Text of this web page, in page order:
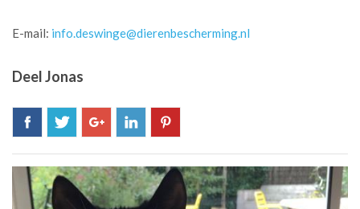
E-mail: info.deswinge@dierenbescherming.nl
Deel Jonas